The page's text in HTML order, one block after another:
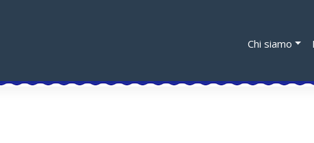
Chi siamo